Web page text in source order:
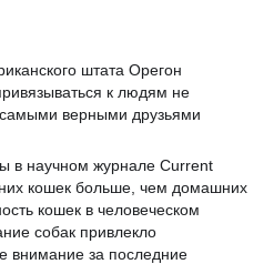
штата Орегон
к людям не
верными друзьями
в научном журнале Current
кошек больше, чем домашних
кошек в человеческом
собак привлекло
внимание за последние